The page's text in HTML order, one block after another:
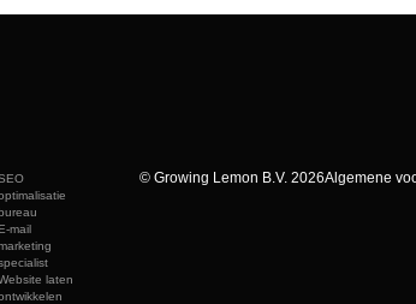
mail
laten
© Growing Lemon B.V. 2026Algemene